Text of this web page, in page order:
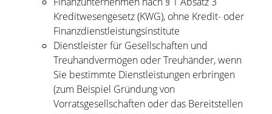
Kreditwesengesetz (KWG), ohne Kredit- oder
Finanzdienstleistungsinstitute
Dienstleister für Gesellschaften und
Treuhandvermögen oder Treuhänder, wenn
Sie bestimmte Dienstleistungen erbringen
(zum Beispiel Gründung von
Vorratsgesellschaften oder das Bereitstellen